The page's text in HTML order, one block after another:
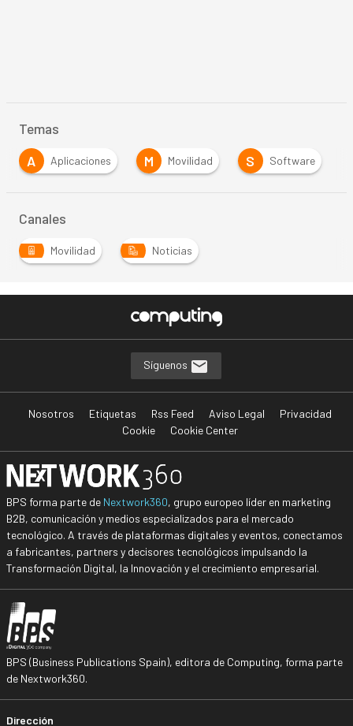
Temas
A
Aplicaciones M Movilidad S Software
Canales
Movilidad Noticias
Síguenos
Nosotros Etiquetas Rss Feed Aviso Legal
Privacidad
Cookie
Cookie Center
BPS forma parte de Nextwork360, grupo europeo líder en marketing
B2B, comunicación y medios especializados para el mercado
tecnológico. A través de plataformas digitales y eventos, conectamos
a fabricantes, partners y decisores tecnológicos impulsando la
Transformación Digital, la Innovación y el crecimiento empresarial.
BPS (Business Publications Spain), editora de Computing, forma parte
de Nextwork360.
Dirección